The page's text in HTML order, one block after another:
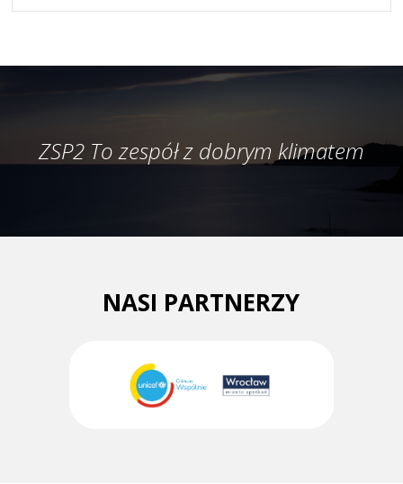
ZSP2 To zespół z dobrym klimatem
NASI PARTNERZY